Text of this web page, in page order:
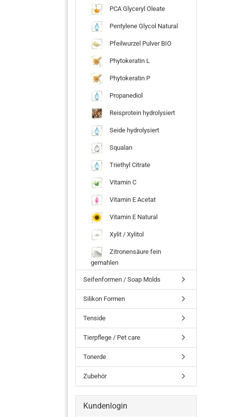
PCA Glyceryl Oleate
Pentylene Glycol Natural
Pfeilwurzel Pulver BIO
Phytokeratin L
Phytokeratin P
Propanediol
Reisprotein hydrolysiert
Seide hydrolysiert
Squalan
Triethyl Citrate
Vitamin C
Vitamin E Acetat
Vitamin E Natural
Xylit / Xylitol
Zitronensäure fein
gemahlen
Seifenformen / Soap Molds
Silikon Formen
Tenside
Tierpflege / Pet care
Tonerde
Zubehör
Kundenlogin